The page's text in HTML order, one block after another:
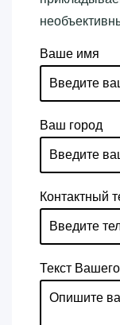
Ваше имя
Ваш город
Контактный
Текст